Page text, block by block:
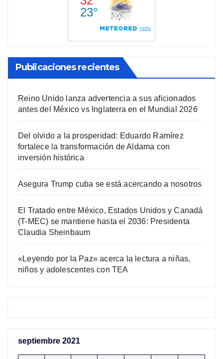
Publicaciones recientes
Reino Unido lanza advertencia a sus aficionados
antes del México vs Inglaterra en el Mundial 2026
Del olvido a la prosperidad: Eduardo Ramírez
fortalece la transformación de Aldama con
inversión histórica
Asegura Trump cuba se está acercando a nosotros
El Tratado entre México, Estados Unidos y Canadá
(T-MEC) se mantiene hasta el 2036: Presidenta
Claudia Sheinbaum
«Leyendo por la Paz» acerca la lectura a niñas,
niños y adolescentes con TEA
septiembre 2021